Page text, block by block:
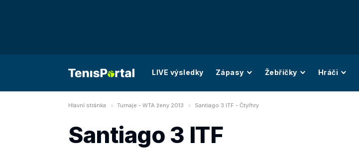
LIVE výsledky Zápasy Žebříčky Hráči
Hlavní stránka Turnaje - WTA ženy 2013 Santiago 3 ITF - Čtyřhry
Santiago 3 ITF